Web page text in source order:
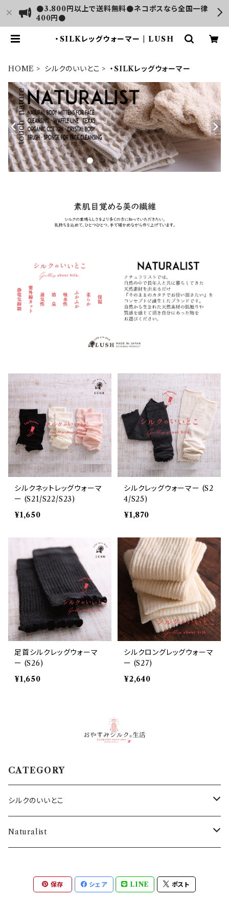
●3.800円以上で送料無料●ネコポスなら全国一律
400円●
・SILKレッグウォーマー | LUSH
HOME シルクのいいとこ ・SILKレッグウォーマー
シルクネットレッグウォーマ
ー (S21/S22/S23)
¥1,650
シルクレッグウォーマー (S2
4/S25)
¥1,870
足首シルクレッグウォーマ
ー (S26)
¥1,650
シルクロングレッグウォーマ
ー (S27)
¥2,640
CATEGORY
シルクのいいとこ
・SILKシャツ
・SILK腹巻き
Naturalist
保存 シェア LINE ポスト